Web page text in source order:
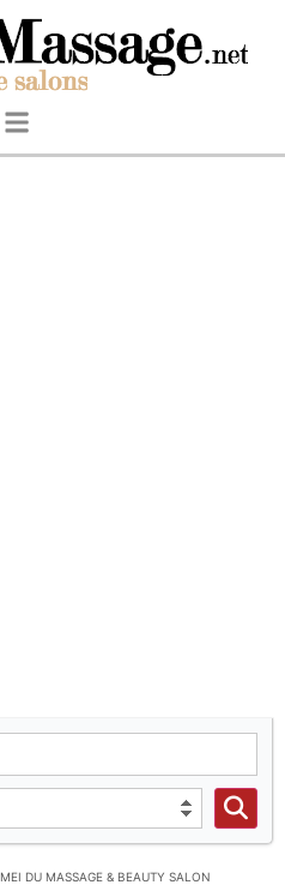
MEI DU MASSAGE & BEAUTY SALON